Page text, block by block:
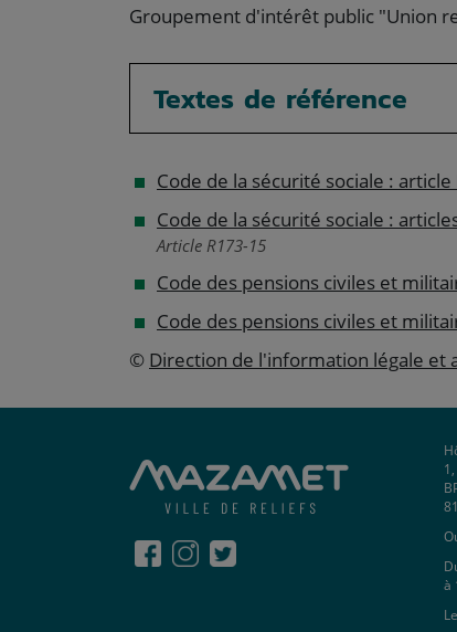
Groupement d'intérêt public "Union
Textes de référence
Code de la sécurité sociale : article
Code de la sécurité sociale :
Article R173-15
Code des pensions civiles et
Code des pensions civiles et
© Direction de l'information légale et
à